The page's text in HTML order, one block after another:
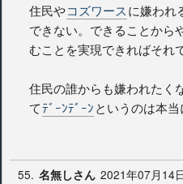
住民やコズワースに嫌われ
できない。できることから
むことを実現できればそれ
住民の誰からも嫌われたく
てﾃﾞｰﾝﾃﾞｰﾝというのは本当
55. 名無しさん 2021年07月14